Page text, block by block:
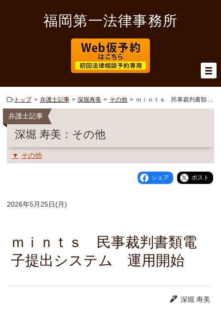
福岡第一法律事務所
トップ 弁護士記事 深堀寿美 その他 ｍｉｎｔｓ 民事裁判書類電子提出システム 運用開始
弁護士記事
深堀 寿美：その他
その他
シェア ポスト
2026年5月25日(月)
ｍｉｎｔｓ 民事裁判書類電
子提出システム 運用開始
深堀 寿美